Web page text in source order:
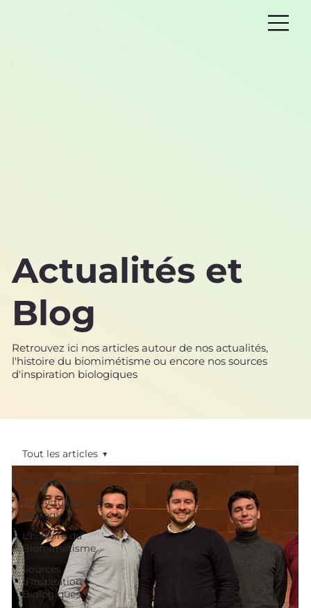
Actualités et
Blog
Retrouvez ici nos articles autour de nos actualités,
l'histoire du biomimétisme ou encore nos sources
d'inspiration biologiques
Tout les articles
Les Actualités de
Bioxegy
L'histoire du
Biomimétisme
Sources
d’Inspiration
Biologiques
Tout les articles